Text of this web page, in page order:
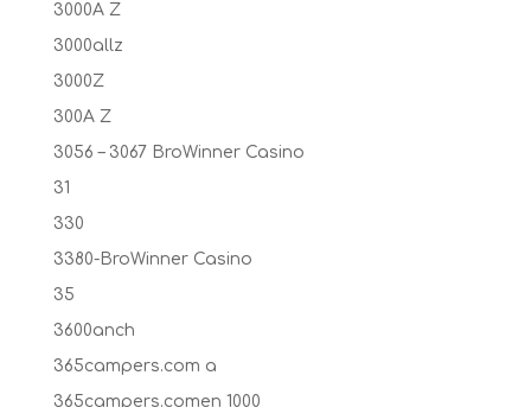
3000A Z
3000allz
3000Z
300A Z
3056 – 3067 BroWinner Casino
31
330
3380-BroWinner Casino
35
3600anch
365campers.com a
365campers.comen 1000